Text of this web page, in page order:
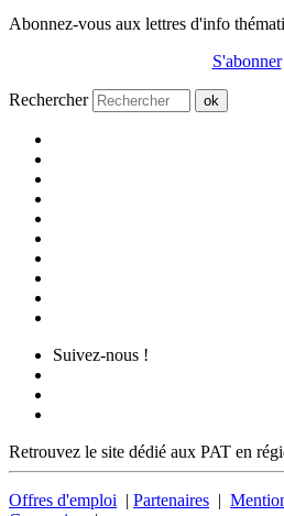
Abonnez-vous aux lettres d'info
S'abonner
Rechercher ok
Suivez-nous !
Retrouvez le site dédié aux PAT en
Offres d'emploi | Partenaires |